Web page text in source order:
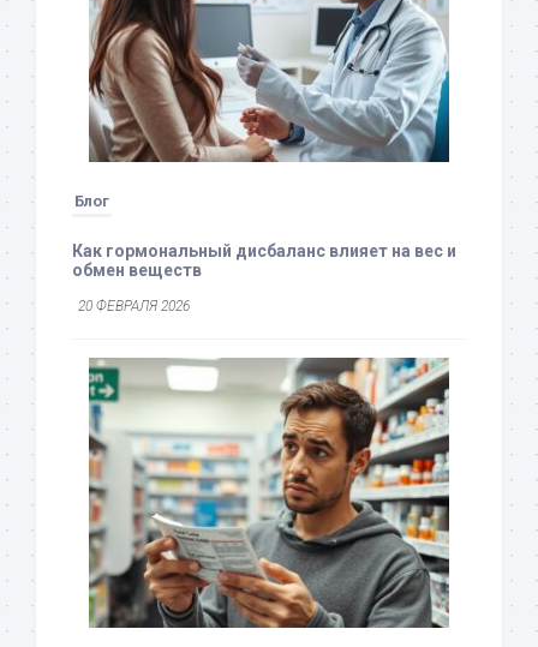
Блог
Как гормональный дисбаланс влияет на вес и
обмен веществ
20 ФЕВРАЛЯ 2026